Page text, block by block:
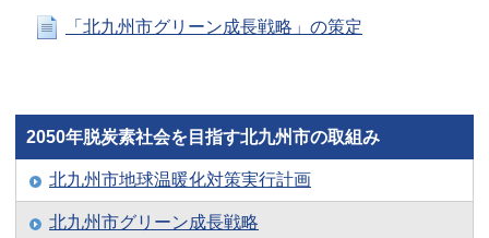
「北九州市グリーン成長戦略」の策定
2050年脱炭素社会を目指す北九州市の取組み
北九州市地球温暖化対策実行計画
北九州市グリーン成長戦略